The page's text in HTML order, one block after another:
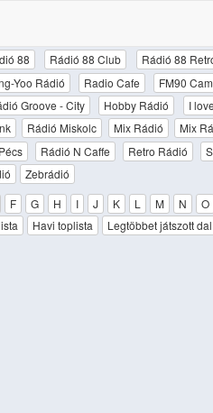
88 Rádió 88 Club Rádió 88
Yoo Rádió Radio Cafe FM90
Groove - City Hobby Rádió I
Rádió Miskolc Mix Rádió Mix
Rádió N Caffe Retro Rádió
Zebrádió
F G H I J K L M N O
Havi toplista Legtöbbet játszott dal